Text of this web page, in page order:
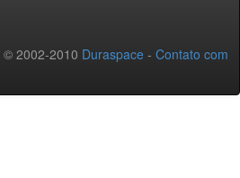
© 2002-2010 Duraspace - Contato com